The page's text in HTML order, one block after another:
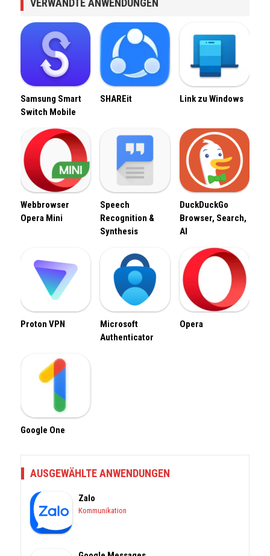
VERWANDTE ANWENDUNGEN
Samsung Smart
Switch Mobile
SHAREit Link zu Windows
Webbrowser
Opera Mini
Speech
Recognition &
Synthesis
DuckDuckGo
Browser, Search,
AI
Proton VPN
Microsoft
Authenticator
Opera
Google One
AUSGEWÄHLTE ANWENDUNGEN
Zalo
Kommunikation